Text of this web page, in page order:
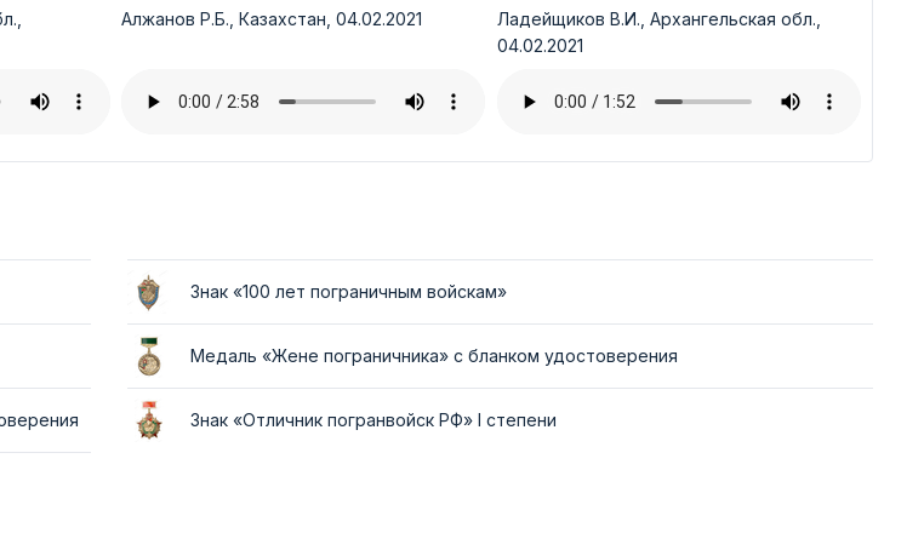
Алжанов Р.Б., Казахстан, 04.02.2021
Ладейщиков В.И., Архангельская обл.,
04.02.2021
Знак «100 лет пограничным войскам»
Медаль «Жене пограничника» с бланком удостоверения
Знак «Отличник погранвойск РФ» I степени